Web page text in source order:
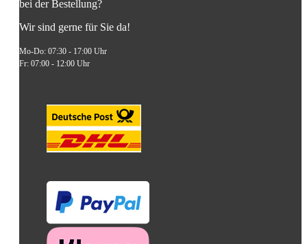
bei der Bestellung?
Wir sind gerne für Sie da!
Mo-Do: 07:30 - 17:00 Uhr
Fr: 07:00 - 12:00 Uhr